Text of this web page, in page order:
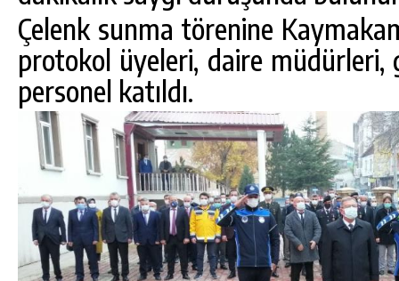
Çelenk sunma törenine
protokol üyeleri, daire müdürleri,
personel katıldı.